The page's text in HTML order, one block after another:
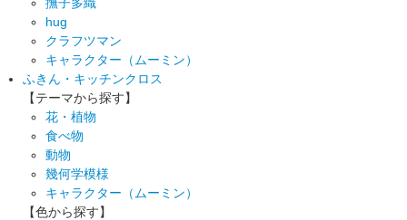
hug
クラフツマン
キャラクター（ムーミン）
ふきん・キッチンクロス
【テーマから探す】
花・植物
食べ物
動物
幾何学模様
キャラクター（ムーミン）
【色から探す】